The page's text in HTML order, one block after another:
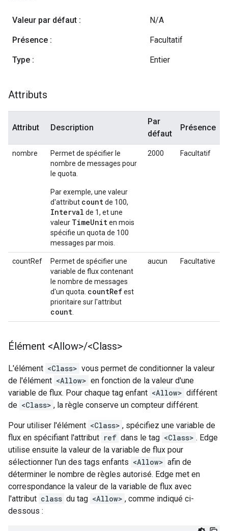
Valeur par défaut : N/A
Présence : Facultatif
Type : Entier
Attributs
Attribut Description
Par
défaut
Présence
nombre
Permet de spécifier le
nombre de messages pour
le quota.
Par exemple, une valeur
d'attribut countde 100,
Interval de 1, et une
valeur TimeUniten mois
spécifie un quota de 100
messages par mois.
2000 Facultatif
countRef
Permet de spécifier une
variable de flux contenant
le nombre de messages
d'un quota. countRefest
prioritaire sur l'attribut
count
aucun Facultative
Élément <Allow>/<Class>
L'élément <Class> vous permet de conditionner la valeur
de l'élément <Allow> en fonction de la valeur d'une
variable de flux. Pour chaque tag enfant <Allow> différent
de <Class> , la règle conserve un compteur différent.
Pour utiliser l'élément <Class> , spécifiez une variable de
flux en spécifiant l'attribut ref dans le tag <Class> . Edge
utilise ensuite la valeur de la variable de flux pour
sélectionner l'un des tags enfants <Allow> afin de
déterminer le nombre de règles autorisé. Edge met en
correspondance la valeur de la variable de flux avec
l'attribut class du tag <Allow> , comme indiqué ci-
dessous :